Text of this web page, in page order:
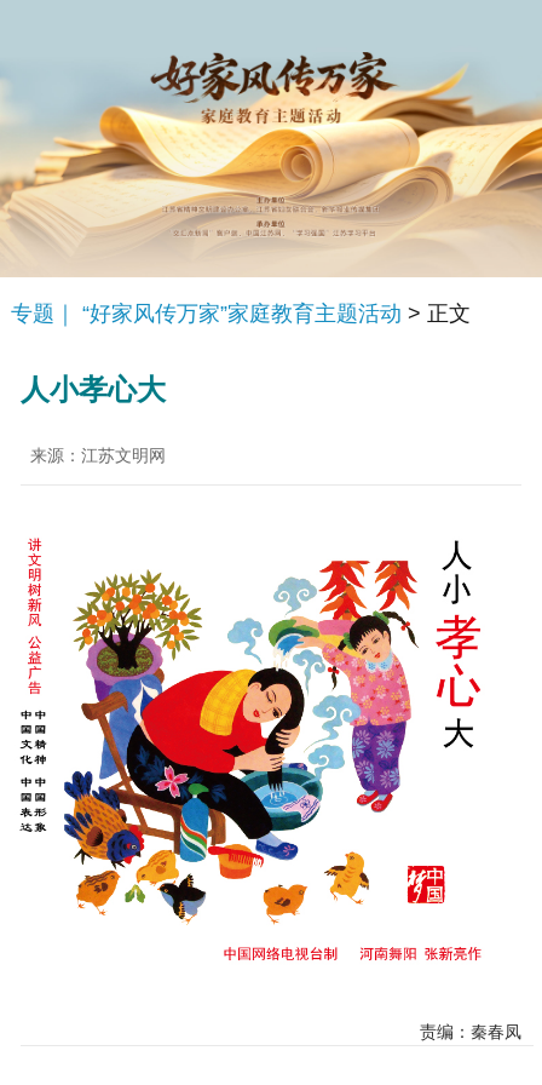
专题｜ “好家风传万家”家庭教育主题活动 > 正文
人小孝心大
来源：江苏文明网
责编：秦春凤